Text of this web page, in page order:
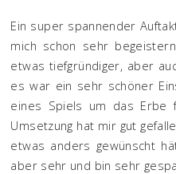
Ein super spannender
mich schon sehr
etwas tiefgründiger, aber
es war ein sehr schöner
eines Spiels um das Erbe
Umsetzung hat mir gut
etwas anders gewünscht
aber sehr und bin sehr